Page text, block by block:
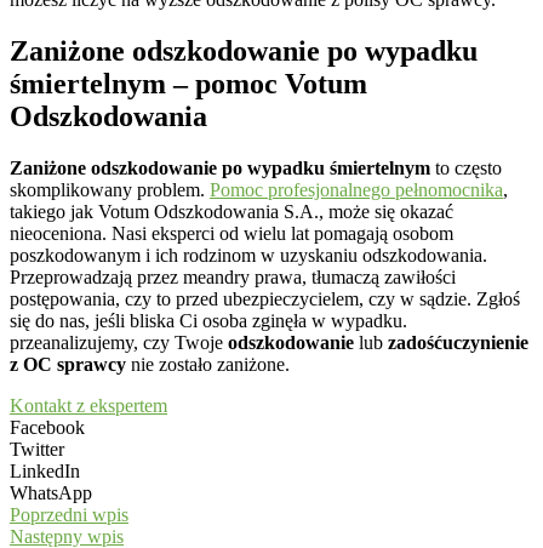
Zaniżone odszkodowanie po wypadku
śmiertelnym – pomoc Votum
Odszkodowania
Zaniżone odszkodowanie po wypadku śmiertelnym to często
skomplikowany problem. Pomoc profesjonalnego pełnomocnika,
takiego jak Votum Odszkodowania S.A., może się okazać
nieoceniona. Nasi eksperci od wielu lat pomagają osobom
poszkodowanym i ich rodzinom w uzyskaniu odszkodowania.
Przeprowadzają przez meandry prawa, tłumaczą zawiłości
postępowania, czy to przed ubezpieczycielem, czy w sądzie. Zgłoś
się do nas, jeśli bliska Ci osoba zginęła w wypadku.
przeanalizujemy, czy Twoje odszkodowanie lub zadośćuczynienie
z OC sprawcy nie zostało zaniżone.
Kontakt z ekspertem
Facebook
Twitter
LinkedIn
WhatsApp
Poprzedni wpis
Następny wpis